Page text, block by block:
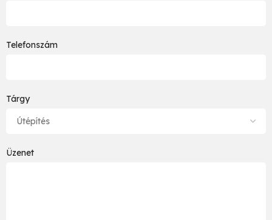
Telefonszám
Tárgy
Üzenet